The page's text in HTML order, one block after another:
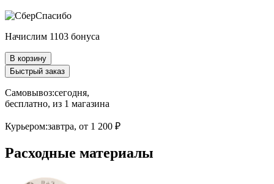
Начислим 1103 бонуса
В корзину
Быстрый заказ
Самовывоз:сегодня,
бесплатно, из 1 магазина
Курьером:завтра, от 1 200 ₽
Расходные материалы